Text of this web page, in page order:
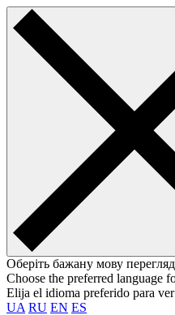
Оберіть бажану мову
Choose the preferred language
Elija el idioma preferido para
UA RU EN ES